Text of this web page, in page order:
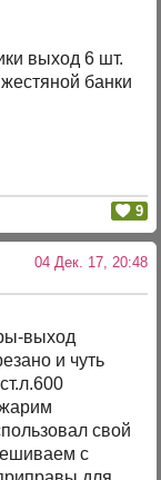
выход 6 шт.
банки
9
04 Дек. 17, 20:48
выход
и чуть
свой
с